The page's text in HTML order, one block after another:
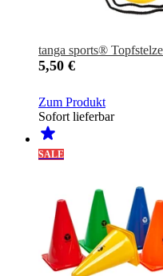
tanga sports®
5,50 €
Zum Produkt
Sofort lieferbar
SALE